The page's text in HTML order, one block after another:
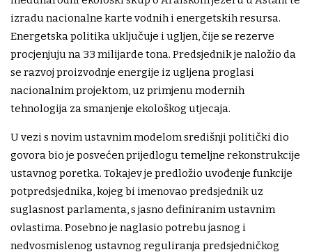
izradu nacionalne karte vodnih i energetskih resursa.
Energetska politika uključuje i ugljen, čije se rezerve
procjenjuju na 33 milijarde tona. Predsjednik je naložio da
se razvoj proizvodnje energije iz ugljena proglasi
nacionalnim projektom, uz primjenu modernih
tehnologija za smanjenje ekološkog utjecaja.
U vezi s novim ustavnim modelom središnji politički dio
govora bio je posvećen prijedlogu temeljne rekonstrukcije
ustavnog poretka. Tokajev je predložio uvođenje funkcije
potpredsjednika, kojeg bi imenovao predsjednik uz
suglasnost parlamenta, s jasno definiranim ustavnim
ovlastima. Posebno je naglasio potrebu jasnog i
nedvosmislenog ustavnog reguliranja predsjedničkog